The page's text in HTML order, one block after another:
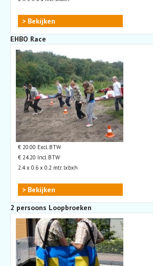
> Bekijken
EHBO Race
€ 20.00 Excl. BTW
€ 24.20 Incl. BTW
2.4 x 0.6 x 0.2 mtr. lxbxh
> Bekijken
2 persoons Loopbroeken